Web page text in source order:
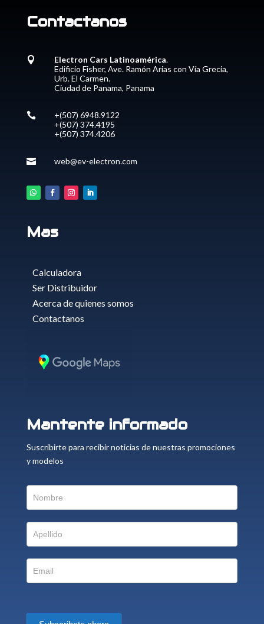
Contactanos
 Electron Cars Latinoamérica.
Edificio Fisher, Ave. Ramón Arias con Vía Grecia,
Urb. El Carmen.
Ciudad de Panama, Panama

+(507) 6948.9122
+(507) 374.4195
+(507) 374.4206
 web@ev-electron.com
Mas
Calculadora
Ser Distribuidor
Acerca de quienes somos
Contactanos
Mantente informado
Suscribirte para recibir noticias de nuestras promociones
y modelos